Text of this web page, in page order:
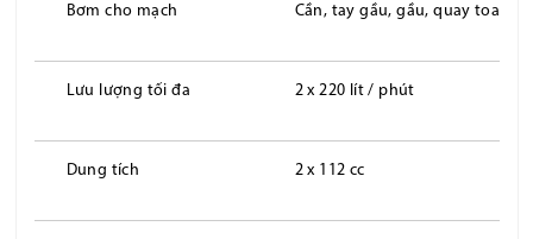
Bơm cho mạch Cần, tay gầu, gầu, quay toa và
Lưu lượng tối đa 2 x 220 lít / phút
Dung tích 2 x 112 cc